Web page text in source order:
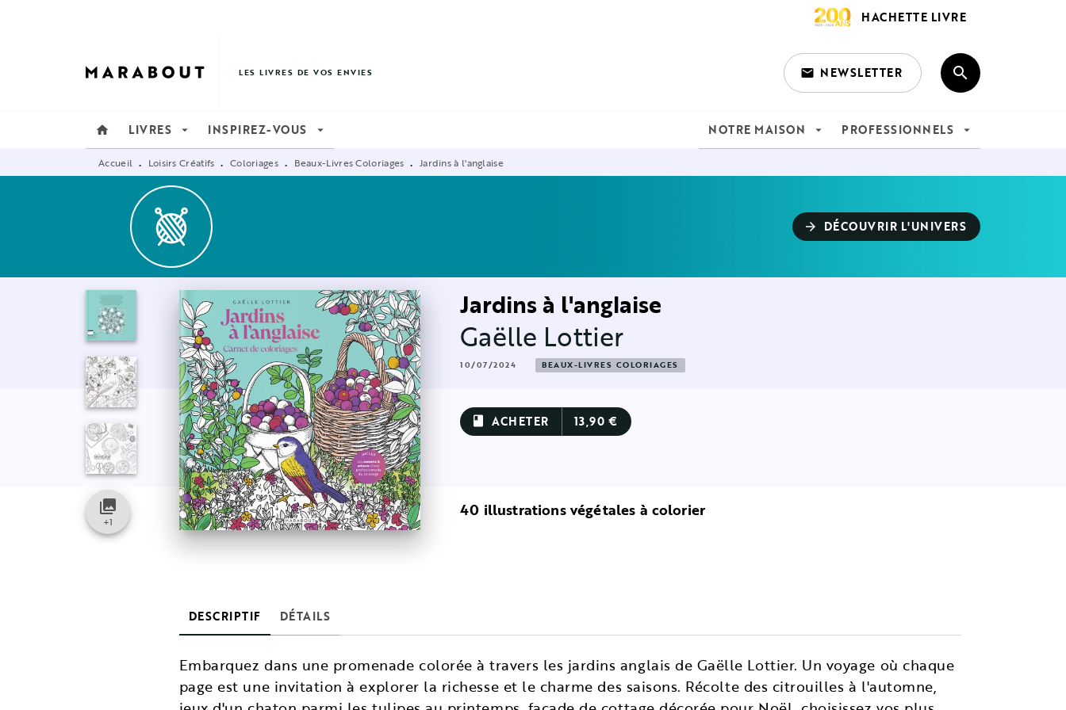
HACHETTE LIVRE
LES LIVRES DE VOS ENVIES email NEWSLETTER search
home LIVRES arrow_drop_down INSPIREZ-VOUS arrow_drop_down NOTRE MAISON arrow_drop_down PROFESSIONNELS arrow_drop_down
Accueil • Loisirs Créatifs • Coloriages • Beaux-Livres Coloriages • Jardins à l'anglaise
arrow_forward DÉCOUVRIR L'UNIVERS
Jardins à l'anglaise
Gaëlle Lottier
10/07/2024 BEAUX-LIVRES COLORIAGES
book ACHETER 13,90 €
40 illustrations végétales à colorier
collections
+1
DESCRIPTIF DÉTAILS
Embarquez dans une promenade colorée à travers les jardins anglais de Gaëlle Lottier. Un voyage où chaque
page est une invitation à explorer la richesse et le charme des saisons. Récolte des citrouilles à l'automne,